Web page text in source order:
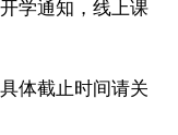
学通知，线上课
体截止时间请关